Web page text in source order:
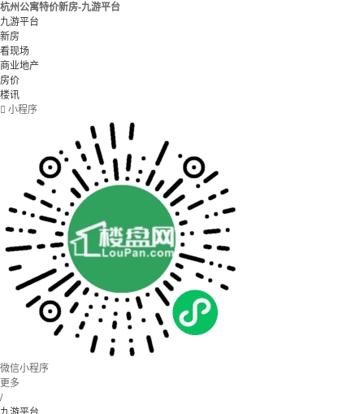
杭州公寓特价新房-九游平台
九游平台
新房
看现场
商业地产
房价
楼讯
 小程序
微信小程序
更多
/